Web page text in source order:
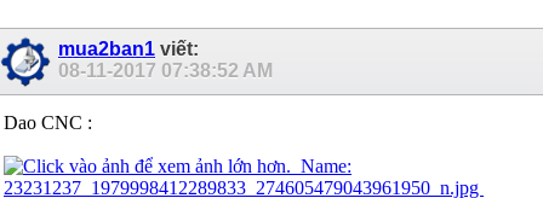
mua2ban1 viết:
08-11-2017 07:38:52 AM
Dao CNC :